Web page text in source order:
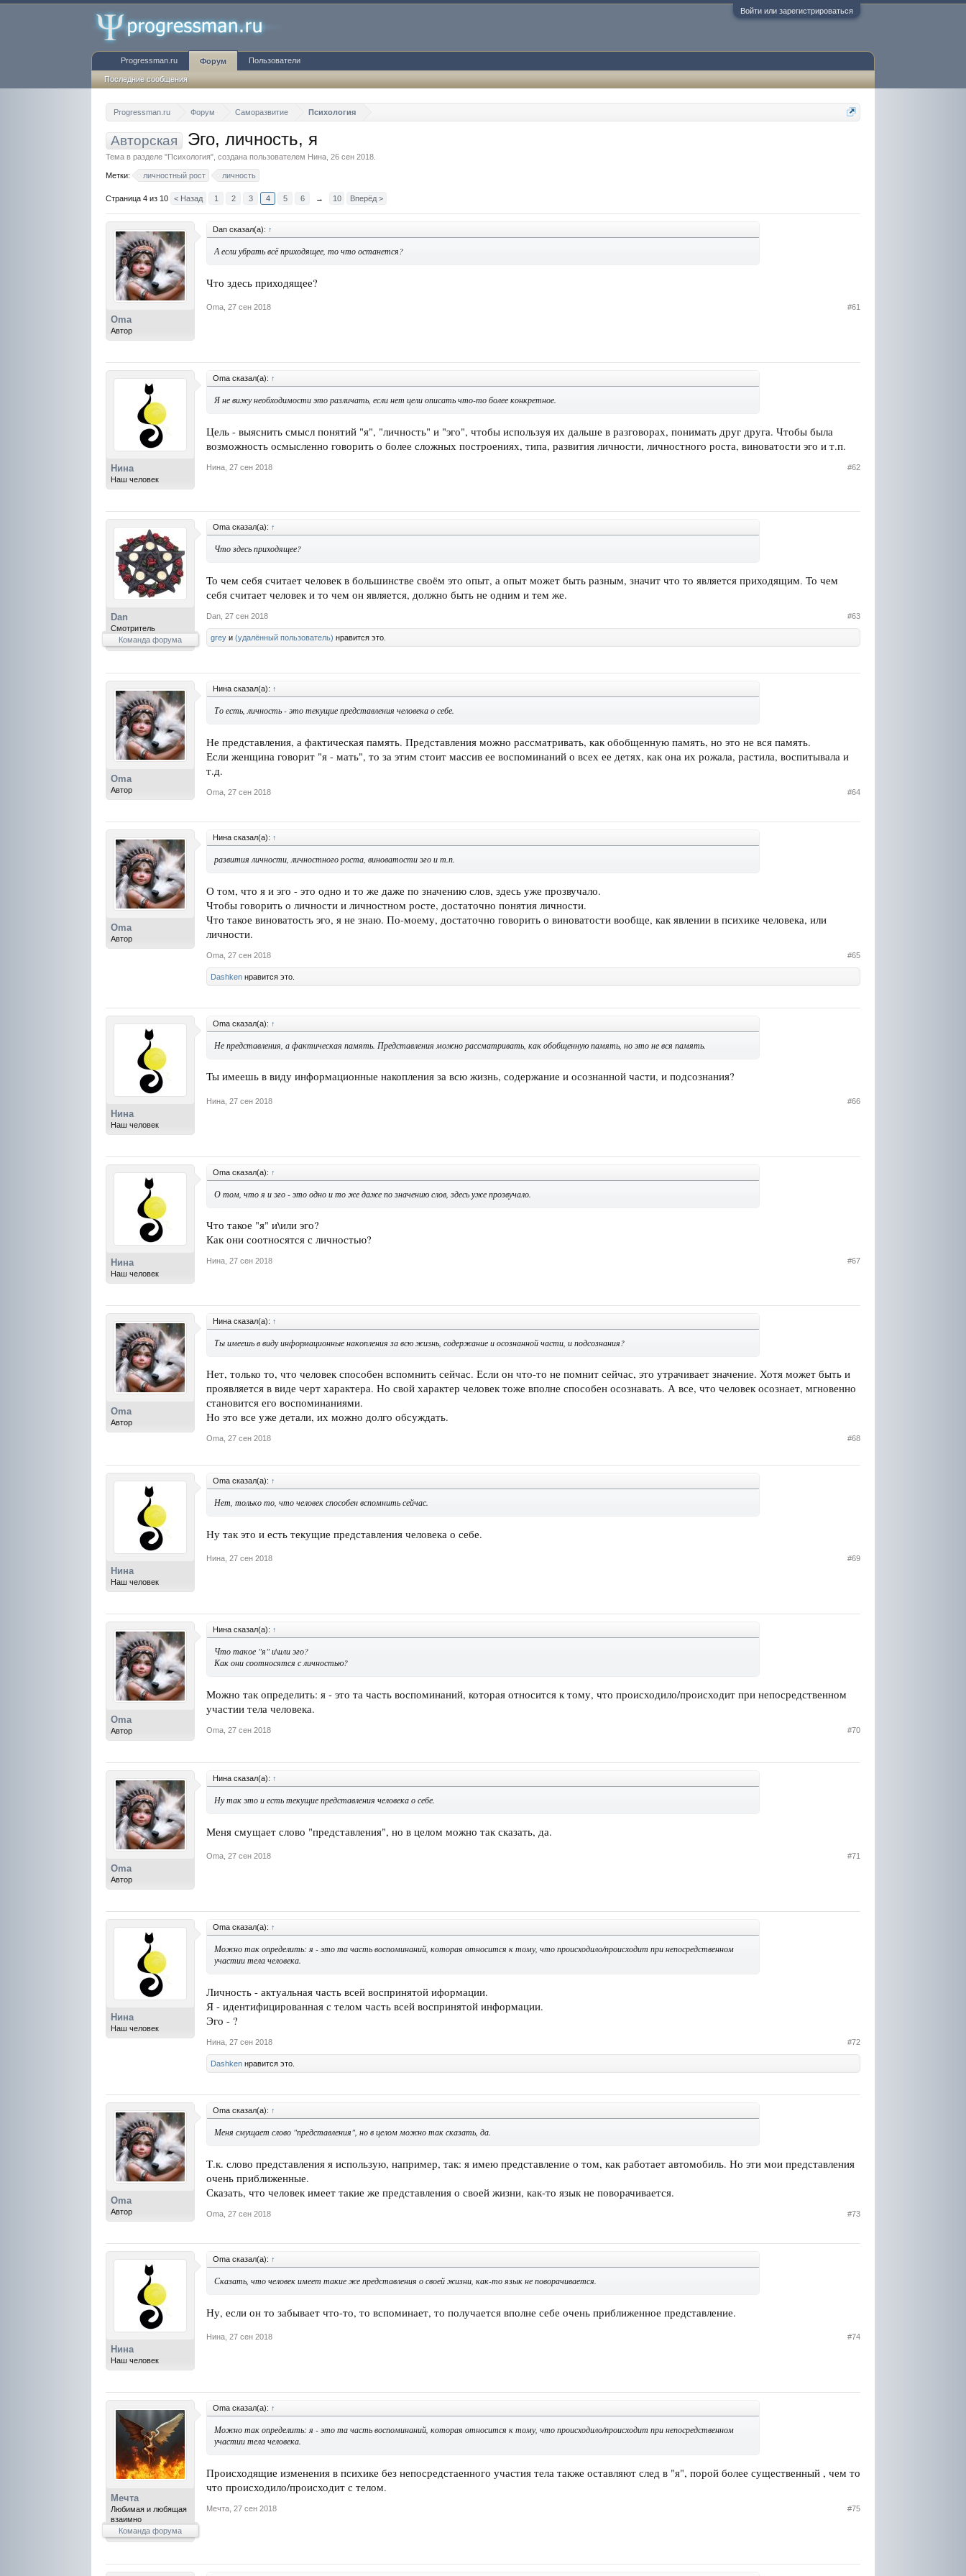
Войти или зарегистрироваться
Progressman.ru Форум Саморазвитие Психология
Авторская Эго, личность, я
Тема в разделе "Психология", создана пользователем Нина 26 сен 2018
Метки: личностный рост личность
Страница 4 из 10 < Назад 1 2 3 4 5 6 → 10 Вперёд >
Oma
Автор
Dan сказал(а): ↑
А если убрать всё приходящее, то что останется?
Что здесь приходящее?
Oma 27 сен 2018 #61
Нина
Наш человек
Oma сказал(а): ↑
Я не вижу необходимости это различать, если нет цели описать что-то более конкретное.
Цель - выяснить смысл понятий "я", "личность" и "эго", чтобы используя их дальше в разговорах, понимать друг друга. Чтобы была
возможность осмысленно говорить о более сложных построениях, типа, развития личности, личностного роста, виноватости эго и т.п.
Нина 27 сен 2018 #62
Dan
Смотритель
Команда форума
Oma сказал(а): ↑
Что здесь приходящее?
То чем себя считает человек в большинстве своём это опыт, а опыт может быть разным, значит что то является приходящим. То чем
себя считает человек и то чем он является, должно быть не одним и тем же.
Dan 27 сен 2018 #63
grey и (удалённый пользователь) нравится это.
Oma
Автор
Нина сказал(а): ↑
То есть, личность - это текущие представления человека о себе.
Не представления, а фактическая память. Представления можно рассматривать, как обобщенную память, но это не вся память.
Если женщина говорит "я - мать", то за этим стоит массив ее воспоминаний о всех ее детях, как она их рожала, растила, воспитывала и
т.д.
Oma 27 сен 2018 #64
Oma
Автор
Нина сказал(а): ↑
развития личности, личностного роста, виноватости эго и т.п.
О том, что я и эго - это одно и то же даже по значению слов, здесь уже прозвучало.
Чтобы говорить о личности и личностном росте, достаточно понятия личности.
Что такое виноватость эго, я не знаю. По-моему, достаточно говорить о виноватости вообще, как явлении в психике человека, или
личности.
Oma 27 сен 2018 #65
Dashken нравится это.
Нина
Наш человек
Oma сказал(а): ↑
Не представления, а фактическая память. Представления можно рассматривать, как обобщенную память, но это не вся память.
Ты имеешь в виду информационные накопления за всю жизнь, содержание и осознанной части, и подсознания?
Нина 27 сен 2018 #66
Нина
Наш человек
Oma сказал(а): ↑
О том, что я и эго - это одно и то же даже по значению слов, здесь уже прозвучало.
Что такое "я" и\или эго?
Как они соотносятся с личностью?
Нина 27 сен 2018 #67
Oma
Автор
Нина сказал(а): ↑
Ты имеешь в виду информационные накопления за всю жизнь, содержание и осознанной части, и подсознания?
Нет, только то, что человек способен вспомнить сейчас. Если он что-то не помнит сейчас, это утрачивает значение. Хотя может быть и
проявляется в виде черт характера. Но свой характер человек тоже вполне способен осознавать. А все, что человек осознает, мгновенно
становится его воспоминаниями.
Но это все уже детали, их можно долго обсуждать.
Oma 27 сен 2018 #68
Нина
Наш человек
Oma сказал(а): ↑
Нет, только то, что человек способен вспомнить сейчас.
Ну так это и есть текущие представления человека о себе.
Нина 27 сен 2018 #69
Oma
Автор
Нина сказал(а): ↑
Что такое "я" и\или эго?
Как они соотносятся с личностью?
Можно так определить: я - это та часть воспоминаний, которая относится к тому, что происходило/происходит при непосредственном
участии тела человека.
Oma 27 сен 2018 #70
Oma
Автор
Нина сказал(а): ↑
Ну так это и есть текущие представления человека о себе.
Меня смущает слово "представления", но в целом можно так сказать, да.
Oma 27 сен 2018 #71
Нина
Наш человек
Oma сказал(а): ↑
Можно так определить: я - это та часть воспоминаний, которая относится к тому, что происходило/происходит при непосредственном
участии тела человека.
Личность - актуальная часть всей воспринятой иформации.
Я - идентифицированная с телом часть всей воспринятой информации.
Эго - ?
Нина 27 сен 2018 #72
Dashken нравится это.
Oma
Автор
Oma сказал(а): ↑
Меня смущает слово "представления", но в целом можно так сказать, да.
Т.к. слово представления я использую, например, так: я имею представление о том, как работает автомобиль. Но эти мои представления
очень приближенные.
Сказать, что человек имеет такие же представления о своей жизни, как-то язык не поворачивается.
Oma 27 сен 2018 #73
Нина
Наш человек
Oma сказал(а): ↑
Сказать, что человек имеет такие же представления о своей жизни, как-то язык не поворачивается.
Ну, если он то забывает что-то, то вспоминает, то получается вполне себе очень приближенное представление.
Нина 27 сен 2018 #74
Мечта
Любимая и любящая
взаимно
Команда форума
Oma сказал(а): ↑
Можно так определить: я - это та часть воспоминаний, которая относится к тому, что происходило/происходит при непосредственном
участии тела человека.
Происходящие изменения в психике без непосредстаенного участия тела также оставляют след в "я", порой более существенный , чем то
что происходило/происходит с телом.
Мечта 27 сен 2018 #75
Progressman.ru Форум
Последние сообщения
Пользователи